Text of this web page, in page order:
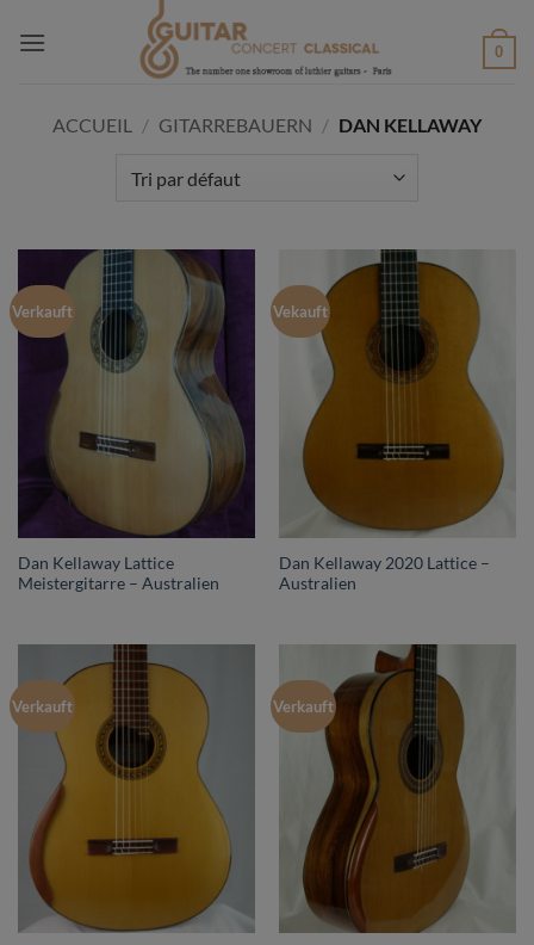
0
ACCUEIL / GITARREBAUERN / DAN KELLAWAY
Verkauft
Dan Kellaway Lattice
Meistergitarre – Australien
Vekauft
Dan Kellaway 2020 Lattice –
Australien
Verkauft Verkauft